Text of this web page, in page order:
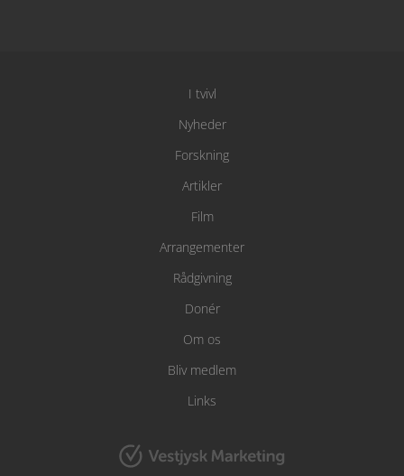
I tvivl
Nyheder
Forskning
Artikler
Film
Arrangementer
Rådgivning
Donér
Om os
Bliv medlem
Links